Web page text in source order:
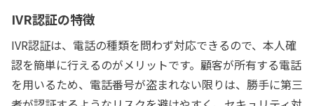
IVR認証の特徴
IVR認証は、電話の種類を問わず対応できるので、本人確
認を簡単に行えるのがメリットです。顧客が所有する電話
を用いるため、電話番号が盗まれない限りは、勝手に第三